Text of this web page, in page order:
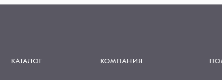
КАТАЛОГ КОМПАНИЯ